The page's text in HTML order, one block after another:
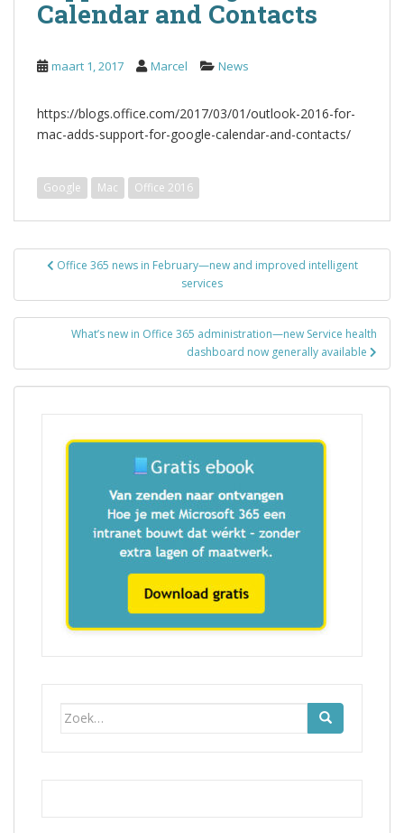
Calendar and Contacts
maart 1, 2017 Marcel News
https://blogs.office.com/2017/03/01/outlook-2016-for-
mac-adds-support-for-google-calendar-and-contacts/
Google Mac Office 2016
BerichtOffice 365 news in February—new and improved intelligent
services
What’s new in Office 365 administration—new Service health
dashboard now generally available
Zoek